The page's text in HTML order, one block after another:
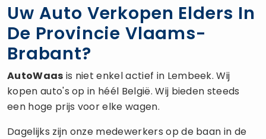
Uw Auto Verkopen Elders In
De Provincie Vlaams-
Brabant?
AutoWaas is niet enkel actief in Lembeek. Wij
kopen auto's op in héél België. Wij bieden steeds
een hoge prijs voor elke wagen.
Dagelijks zijn onze medewerkers op de baan in de